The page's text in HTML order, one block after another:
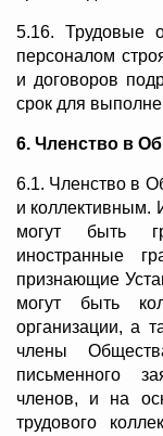
5.16. Трудовые
персоналом
и договоров
срок для
6. Членство в
6.1. Членство в
и коллективным.
могут быть
иностранные
признающие
могут быть
организации, а
члены
письменного
членов, и на
трудового